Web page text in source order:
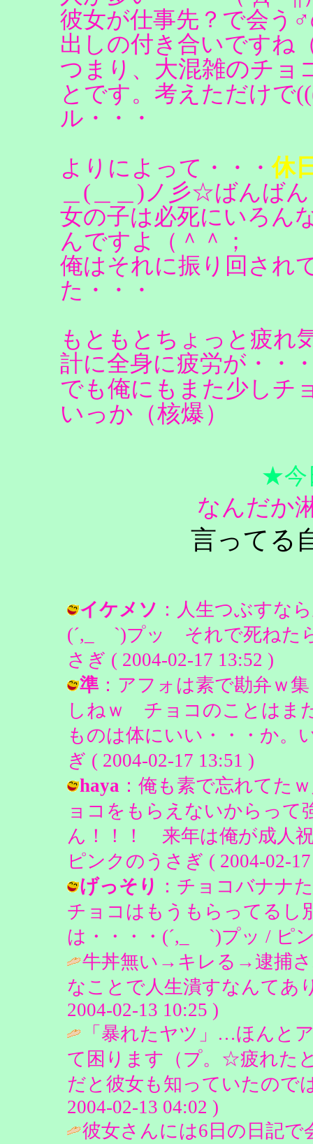
彼女が仕事先？で会う
出しの付き合いですね
つまり、 大混雑のチョ
とです。考えただけで
ル・・・
よりによって・・・休
＿(＿＿)ノ彡☆ばんば
女の子は必死にいろん
んですよ（＾＾；
俺はそれに振り回され
た・・・
もともとちょっと疲れ
計に全身に疲労が・・
でも俺にもまた少しチ
いっか（核爆）
★今
なんだか
言ってる
イケメソ ：人生つぶすな
(´,_ゝ`)プッ それで死ねた
さぎ ( 2004-02-17 13:52 )
準：アフォは素で勘弁ｗ
しねｗ チョコのことはま
ものは体にいい・・・か。
ぎ ( 2004-02-17 13:51 )
haya ：俺も素で忘れてた
ョコをもらえないからっ
ん！！！ 来年は俺が成人
ピンクのうさぎ ( 2004-02-
げっそり ：チョコバナナ
チョコはもうもらってる
は・・・・(´,_ゝ`)プッ / ピ
牛丼無い→キレる→逮捕
なことで人生潰すなんてあ
2004-02-13 10:25 )
「暴れたヤツ」…ほんと
て困ります（プ。☆疲れた
だと彼女も知っていたので
2004-02-13 04:02 )
彼女さんには6日の日記